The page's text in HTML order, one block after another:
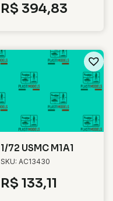
R$ 394,83
1/72 USMC M1A1
SKU: AC13430
R$ 133,11